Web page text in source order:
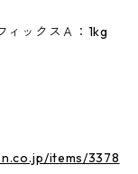
ィックスＡ：1kg
items/3378